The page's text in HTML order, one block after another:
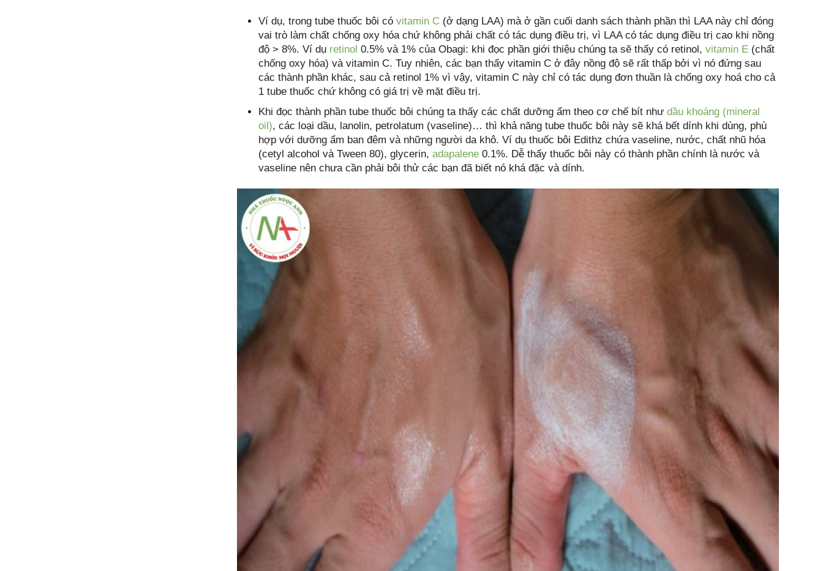
Ví dụ, trong tube thuốc bôi có vitamin C (ở dạng LAA) mà ở gần cuối danh sách thành phần thì LAA này chỉ đóng
vai trò làm chất chống oxy hóa chứ không phải chất có tác dụng điều trị, vì LAA có tác dụng điều trị cao khi nồng
độ > 8%. Ví dụ retinol 0.5% và 1% của Obagi: khi đọc phần giới thiệu chúng ta sẽ thấy có retinol, vitamin E (chất
chống oxy hóa) và vitamin C. Tuy nhiên, các bạn thấy vitamin C ở đây nồng độ sẽ rất thấp bởi vì nó đứng sau
các thành phần khác, sau cả retinol 1% vì vậy, vitamin C này chỉ có tác dụng đơn thuần là chống oxy hoá cho cả
1 tube thuốc chứ không có giá trị về mặt điều trị.
Khi đọc thành phần tube thuốc bôi chúng ta thấy các chất dưỡng ẩm theo cơ chế bít như dầu khoáng (mineral
oil), các loại dầu, lanolin, petrolatum (vaseline)… thì khả năng tube thuốc bôi này sẽ khá bết dính khi dùng, phù
hợp với dưỡng ẩm ban đêm và những người da khô. Ví dụ thuốc bôi Edithz chứa vaseline, nước, chất nhũ hóa
(cetyl alcohol và Tween 80), glycerin, adapalene 0.1%. Dễ thấy thuốc bôi này có thành phần chính là nước và
vaseline nên chưa cần phải bôi thử các bạn đã biết nó khá đặc và dính.